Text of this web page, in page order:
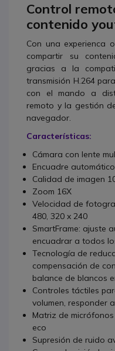
Control
contenido
Con una experienca
compartir su
gracias a la
transmisión H.264
con el mando a
remoto y la gestión
navegador.
Características:
Cámara con lente
Encuadre automático
Calidad de imagen
Zoom 16X
Velocidad de
480, 320 x 240
SmartFrame: ajuste
encuadrar a todos
Tecnología de
compensación de
balance de blancos
Controles táctiles
volumen, responder
Matriz de
eco
Supresión de ruido